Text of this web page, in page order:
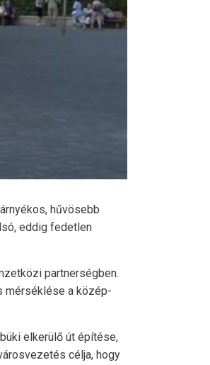
hűvösebb
eddig fedetlen
partnerségben.
mérséklése a közép-
elkerülő út építése,
célja, hogy